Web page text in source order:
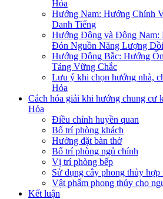
Hỏa
Hướng Nam: Hướng Chính
Danh Tiếng
Hướng Đông và Đông Nam:
Đón Nguồn Năng Lượng
Hướng Đông Bắc: Hướng
Tảng Vững Chắc
Lưu ý khi chọn hướng nhà,
Hỏa
Cách hóa giải khi hướng chung cư
Hỏa
Điều chỉnh huyền quan
Bố trí phòng khách
Hướng đặt bàn thờ
Bố trí phòng ngủ chính
Vị trí phòng bếp
Sử dụng cây phong thủy hợp
Vật phẩm phong thủy cho
Kết luận